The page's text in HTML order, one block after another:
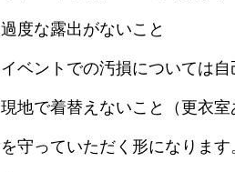
過度な露出がないこと
イベントでの汚損については自
現地で着替えないこと（更衣室
を守っていただく形になります